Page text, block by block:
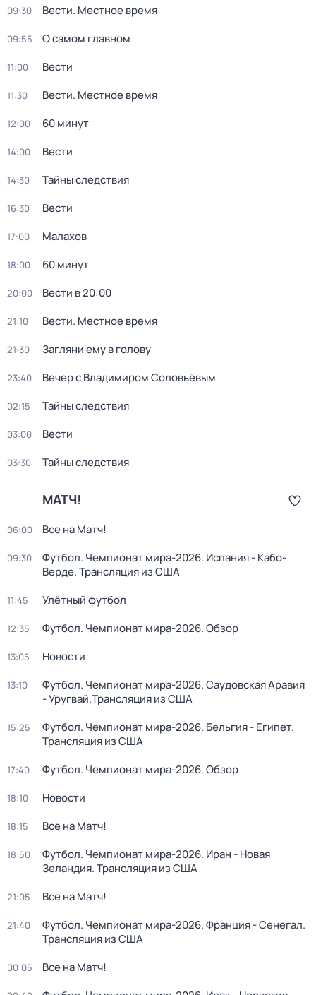
09:30 Вести. Местное время
09:55 О самом главном
11:00 Вести
11:30 Вести. Местное время
12:00 60 минут
14:00 Вести
14:30 Тайны следствия
16:30 Вести
17:00 Малахов
18:00 60 минут
20:00 Вести в 20:00
21:10 Вести. Местное время
21:30 Загляни ему в голову
23:40 Вечер с Владимиром Соловьёвым
02:15 Тайны следствия
03:00 Вести
03:30 Тайны следствия
МАТЧ!
06:00 Все на Матч!
09:30
Футбол. Чемпионат мира-2026. Испания - Кабо-
Верде. Трансляция из США
11:45 Улётный футбол
12:35 Футбол. Чемпионат мира-2026. Обзор
13:05 Новости
13:10
Футбол. Чемпионат мира-2026. Саудовская Аравия
- Уругвай.Трансляция из США
15:25
Футбол. Чемпионат мира-2026. Бельгия - Египет.
Трансляция из США
17:40 Футбол. Чемпионат мира-2026. Обзор
18:10 Новости
18:15 Все на Матч!
18:50
Футбол. Чемпионат мира-2026. Иран - Новая
Зеландия. Трансляция из США
21:05 Все на Матч!
21:40
Футбол. Чемпионат мира-2026. Франция - Сенегал.
Трансляция из США
00:05 Все на Матч!